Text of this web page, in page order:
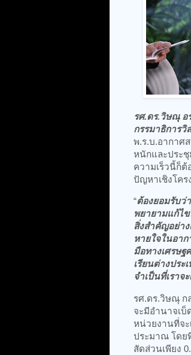
รศ.ดร.วิษณุ อ
กรรมาธิการ
พ.ร.บ.อากาศ
หนักและประ
ความเร็วนี้ก็
ปัญหาเชิงโคร
“ต้องยอมรับว่
พยายามแก้ไ
สิ่งสำคัญอย่า
หายใจในอา
มือทางเศรษ
เรียนต่างประ
จำเป็นที่เราจ
รศ.ดร.วิษณุ ก
จะมีอำนาจเ
หน่วยงานที่จ
ประมาณ โดย
สัดส่วนเพียง